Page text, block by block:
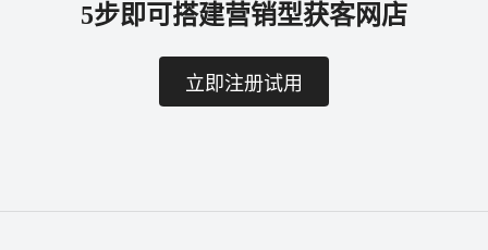
5步即可搭建营销型获客网店
立即注册试用